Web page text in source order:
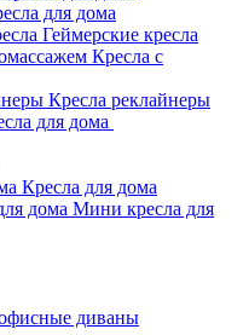
для дома
Геймерские кресла
Кресла с
Кресла реклайнеры
для дома
Кресла для дома
Мини кресла для